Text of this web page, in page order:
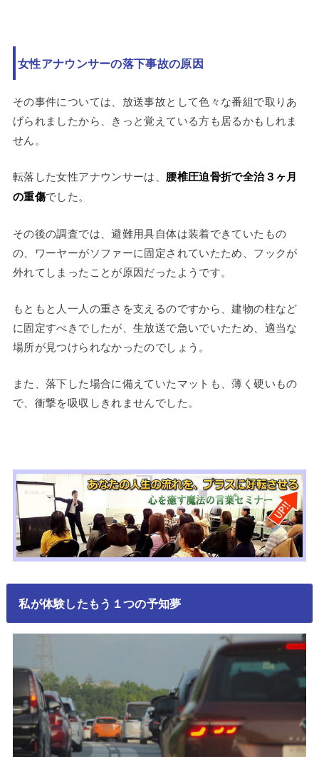
女性アナウンサーの落下事故の原因
その事件については、放送事故として色々な番組で取りあ
げられましたから、きっと覚えている方も居るかもしれま
せん。
転落した女性アナウンサーは、 腰椎圧迫骨折で全治３ヶ月
の重傷でした。
その後の調査では、避難用具自体は装着できていたもの
の、ワーヤーがソファーに固定されていたため、フックが
外れてしまったことが原因だったようです。
もともと人一人の重さを支えるのですから、建物の柱など
に固定すべきでしたが、生放送で急いでいたため、適当な
場所が見つけられなかったのでしょう。
また、落下した場合に備えていたマットも、薄く硬いもの
で、衝撃を吸収しきれませんでした。
私が体験したもう１つの予知夢